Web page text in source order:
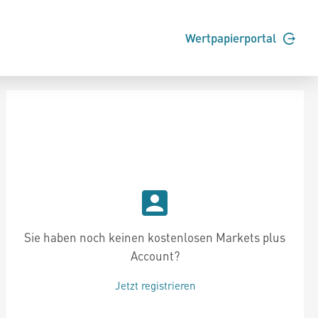
Wertpapierportal
Sie haben noch keinen kostenlosen Markets plus
Account?
Jetzt registrieren